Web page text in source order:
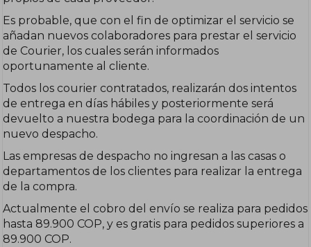
Es probable, que con el fin de optimizar el servicio se
añadan nuevos colaboradores para prestar el servicio
de Courier, los cuales serán informados
oportunamente al cliente.
Todos los courier contratados, realizarán dos intentos
de entrega en días hábiles y posteriormente será
devuelto a nuestra bodega para la coordinación de un
nuevo despacho.
Las empresas de despacho no ingresan a las casas o
departamentos de los clientes para realizar la entrega
de la compra.
Actualmente el cobro del envío se realiza para pedidos
hasta 89.900 COP, y es gratis para pedidos superiores a
89.900 COP.